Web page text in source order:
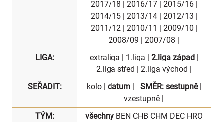
2017/18 | 2016/17| 2015/16|
2014/15| 2013/14| 2012/13 |
2011/12| 2010/11 | 2009/10 |
2008/09 | 2007/08 |
LIGA:
extraliga | 1.liga | 2.liga západ|
2.liga střed | 2.liga východ |
SEŘADIT:
kolo| datum| SMĚR: sestupně|
vzestupně |
TÝM:
všechny BEN CHB CHM DEC HRO